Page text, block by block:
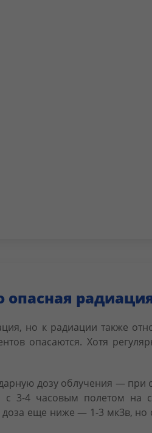
опасная
но к радиации также
опасаются. Хотя
дозу облучения — при
с 3-4 часовым полетом на
еще ниже — 1-3 мкЗв, но